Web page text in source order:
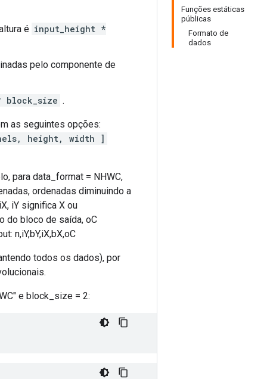
Funções estáticas
públicas
Formato de
dados
é input_height *
pelo componente de
block_size .
as seguintes opções:
height, width ]
para data_format = NHWC,
ordenadas diminuindo a
iY significa X ou
do bloco de saída, oC
n,iY,bY,iX,bX,oC
todos os dados), por
e block_size = 2: